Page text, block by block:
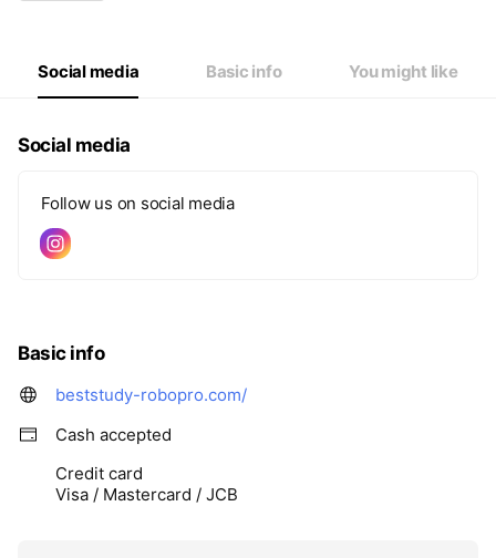
Social media Basic info You might like
Social media
Follow us on social media
Basic info
beststudy-robopro.com/
Cash accepted
Credit card
Visa / Mastercard / JCB